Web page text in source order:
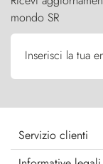
mondo SR
Inserisci la tua
Servizio clienti